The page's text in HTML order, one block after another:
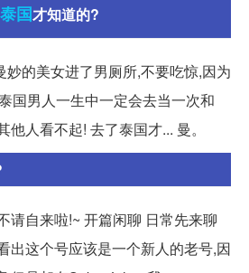
泰国才知道的?
的美女进了男厕所,不要吃惊,因为
国男人一生中一定会去当一次和
人看不起! 去了泰国才... 曼。
请自来啦!~ 开篇闲聊 日常先来聊
出这个号应该是一个新人的老号,因